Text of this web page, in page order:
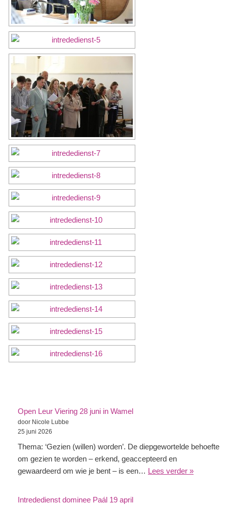
Open Leur Viering 28 juni in Wamel
door Nicole Lubbe
25 juni 2026
Thema: ‘Gezien (willen) worden’. De diepgewortelde behoefte
om gezien te worden – erkend, geaccepteerd en
gewaardeerd om wie je bent – is een… Lees verder »
Intrededienst dominee Paál 19 april